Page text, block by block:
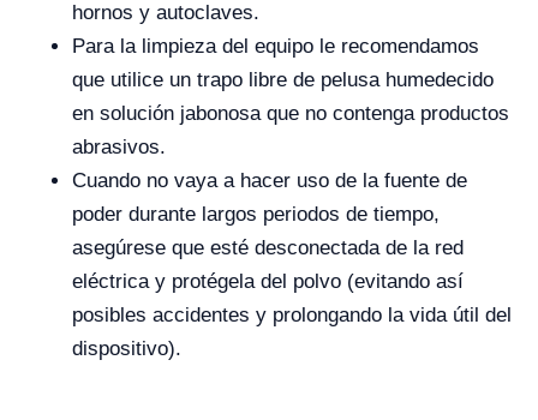
hornos y autoclaves.
Para la limpieza del equipo le recomendamos
que utilice un trapo libre de pelusa humedecido
en solución jabonosa que no contenga productos
abrasivos.
Cuando no vaya a hacer uso de la fuente de
poder durante largos periodos de tiempo,
asegúrese que esté desconectada de la red
eléctrica y protégela del polvo (evitando así
posibles accidentes y prolongando la vida útil del
dispositivo).